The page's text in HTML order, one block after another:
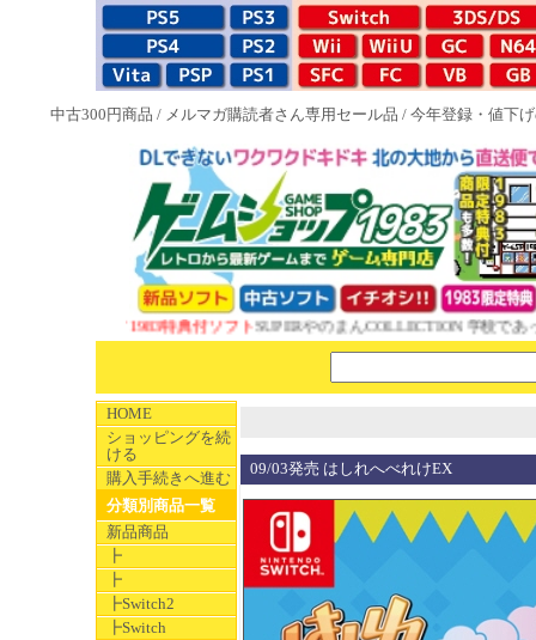
中古300円商品 / メルマガ購読者さん専用セール品 / 今年登録・値下
NEW 1983特典付ソフトSUPERやのまんCOLLECTION 学校であった
HOME
ショッピングを続
ける
購入手続きへ進む
分類別商品一覧
新品商品
┣
┣
┣Switch2
┣Switch
09/03発売 はしれへべれけEX